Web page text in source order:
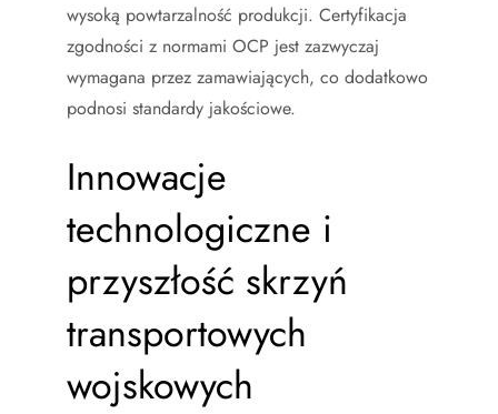
wysoką powtarzalność produkcji. Certyfikacja
zgodności z normami OCP jest zazwyczaj
wymagana przez zamawiających, co dodatkowo
podnosi standardy jakościowe.
Innowacje
technologiczne i
przyszłość skrzyń
transportowych
wojskowych